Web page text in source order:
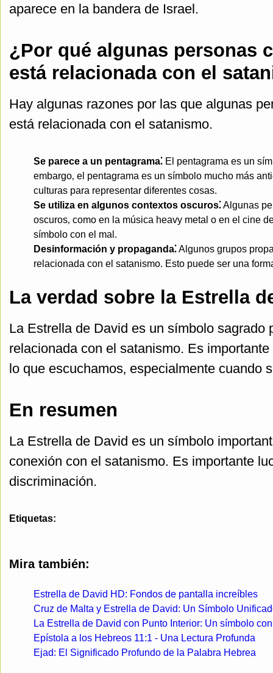
aparece en la bandera de Israel.
¿Por qué algunas personas
está relacionada con el
Hay algunas razones por las que algunas
está relacionada con el satanismo.
Se parece a un pentagrama⁚ El pentagrama es un
embargo‚ el pentagrama es un símbolo mucho más
culturas para representar diferentes cosas.
Se utiliza en algunos contextos oscuros⁚Algunas
oscuros‚ como en la música heavy metal o en el cine
símbolo con el mal.
Desinformación y propaganda⁚Algunos grupos
relacionada con el satanismo. Esto puede ser una
La verdad sobre la Estrella
La Estrella de David es un símbolo sagrado
relacionada con el satanismo. Es
lo que escuchamos‚ especialmente cuando
En resumen
La Estrella de David es un símbolo
conexión con el satanismo. Es importante
discriminación.
Etiquetas:
Mira también:
Estrella de David HD: Fondos de pantalla increíbles
Cruz de Malta y Estrella de David: Un Símbolo
La Estrella de David con Punto Interior: Un símbolo
Epístola a los Hebreos 11:1 - Una Lectura Profunda
Ejad: El Significado Profundo de la Palabra Hebrea